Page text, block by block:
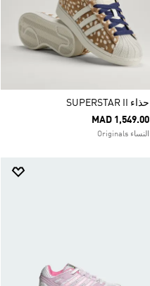
حذاء SUPERSTAR II
MAD 1,549.00
النساء Originals